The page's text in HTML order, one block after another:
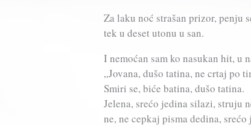
Za laku noć strašan prizor, penju
tek u deset utonu u san.
I nemoćan sam ko nasukan hit, u
„Jovana, dušo tatina, ne crtaj po
Smiri se, biće batina, dušo tatina.
Jelena, srećo jedina silazi, struju
ne, ne cepkaj pisma dedina, srećo